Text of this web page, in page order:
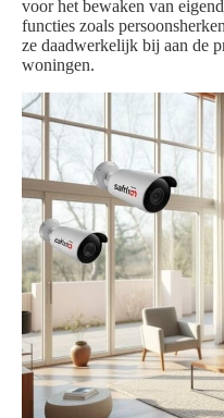
voor het bewaken van
functies zoals
ze daadwerkelijk bij aan de
woningen.